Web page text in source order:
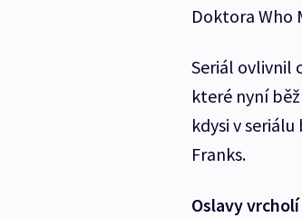
Doktora Who
Seriál ovlivnil
které nyní
kdysi v
Franks.
Oslavy